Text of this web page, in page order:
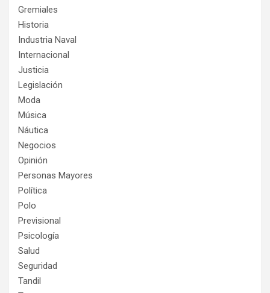
Gremiales
Historia
Industria Naval
Internacional
Justicia
Legislación
Moda
Música
Náutica
Negocios
Opinión
Personas Mayores
Política
Polo
Previsional
Psicología
Salud
Seguridad
Tandil